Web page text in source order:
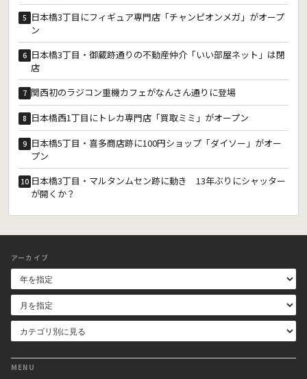
5 日本橋3丁目にフィギュア専門店「チャンピオンメガ」がオープ
ン
6 日本橋3丁目・御蔵跡通りの不動産仲介「いい部屋ネット」は閉
店
7 関西初のラジコン重機カフェがなんさん通りに登場
8 日本橋西1丁目にトレカ専門店「買取ミミ」がオープン
9 日本橋5丁目・喜多商店跡に100円ショップ「ダイソー」がオー
プン
10 日本橋3丁目・マルタンムセン跡に動き 13年ぶりにシャッター
が開くか？
アーカイブ
MENU